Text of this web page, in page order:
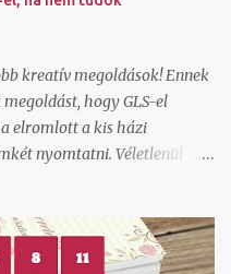
kreatív megoldások! Ennek
hogy GLS-el
elromlott a kis házi
nyomtatni. Véletlenül
láttam, hogy itt ha
kell cimkét nyomtatnom,